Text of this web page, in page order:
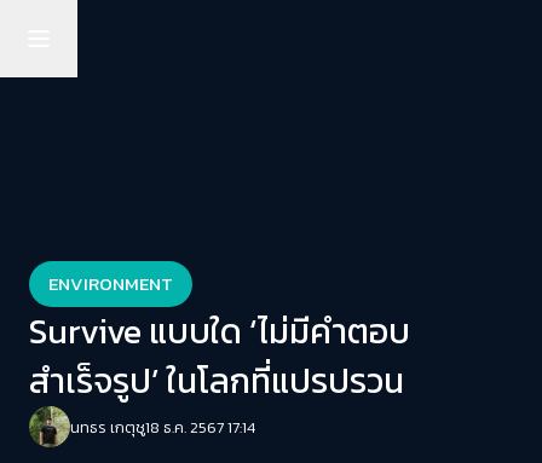
ENVIRONMENT
Survive แบบใด ‘ไม่มีคำตอบ
สำเร็จรูป’ ในโลกที่แปรปรวน
นทธร เกตุชู18 ธ.ค. 2567 17:14